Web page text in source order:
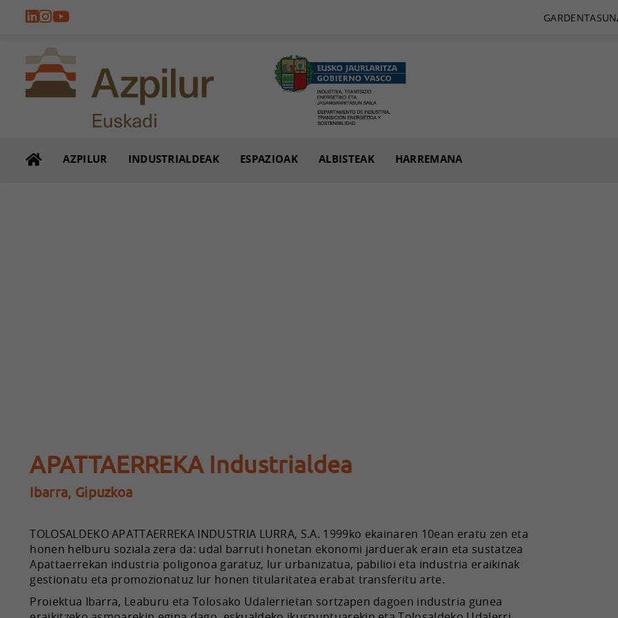
AZPILUR INDUSTRIALDEAK ESPAZIOAK ALBISTEAK HARREMANA
APATTAERREKA Industrialdea
Ibarra, Gipuzkoa
TOLOSALDEKO APATTAERREKA INDUSTRIA LURRA, S.A. 1999ko ekainaren 10ean eratu zen eta
honen helburu soziala zera da: udal barruti honetan ekonomi jarduerak erain eta sustatzea
Apattaerrekan industria poligonoa garatuz, lur urbanizatua, pabilioi eta industria eraikinak
gestionatu eta promozionatuz lur honen titularitatea erabat transferitu arte.
Proiektua Ibarra, Leaburu eta Tolosako Udalerrietan sortzapen dagoen industria gunea